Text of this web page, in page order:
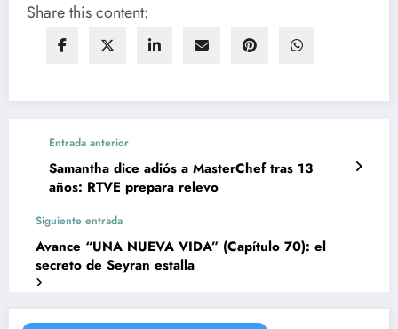
Share this content:
Entrada anterior
Samantha dice adiós a MasterChef tras 13
años: RTVE prepara relevo
Siguiente entrada
Avance “UNA NUEVA VIDA” (Capítulo 70): el
secreto de Seyran estalla